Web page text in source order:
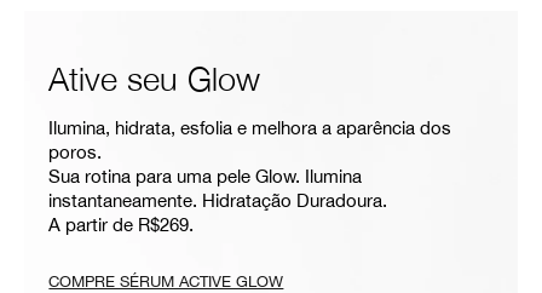
Ative seu Glow
Ilumina, hidrata, esfolia e melhora a aparência dos
poros.
Sua rotina para uma pele Glow. Ilumina
instantaneamente. Hidratação Duradoura.
A partir de R$269.
COMPRE SÉRUM ACTIVE GLOW